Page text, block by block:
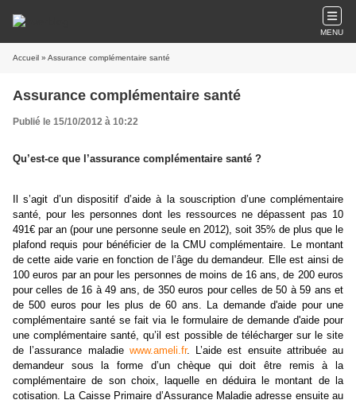
MENU
Accueil » Assurance complémentaire santé
Assurance complémentaire santé
Publié le 15/10/2012 à 10:22
Qu’est-ce que l’assurance complémentaire santé ?
Il s’agit d’un dispositif d’aide à la souscription d’une complémentaire
santé, pour les personnes dont les ressources ne dépassent pas 10
491€ par an (pour une personne seule en 2012), soit 35% de plus que le
plafond requis pour bénéficier de la CMU complémentaire. Le montant
de cette aide varie en fonction de l’âge du demandeur. Elle est ainsi de
100 euros par an pour les personnes de moins de 16 ans, de 200 euros
pour celles de 16 à 49 ans, de 350 euros pour celles de 50 à 59 ans et
de 500 euros pour les plus de 60 ans.
La demande d'aide pour une
complémentaire santé se fait via le formulaire de demande d'aide pour
une complémentaire santé, qu’il est possible de télécharger sur le site
de l’assurance maladie www.ameli.fr.
L’aide est ensuite attribuée au
demandeur sous la forme d’un chèque qui doit être remis à la
complémentaire de son choix, laquelle en déduira le montant de la
cotisation. La Caisse Primaire d’Assurance Maladie adresse ensuite au